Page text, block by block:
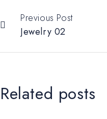
Previous Post
Jewelry 02
Related posts